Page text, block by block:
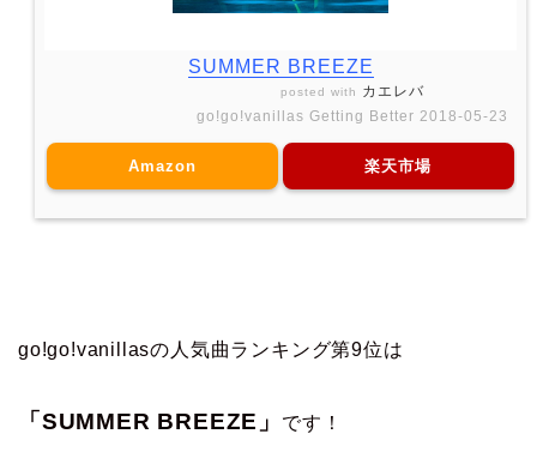
SUMMER BREEZE
posted with カエレバ
go!go!vanillas Getting Better 2018-05-23
Amazon 楽天市場
go!go!vanillasの人気曲ランキング第9位は
「SUMMER BREEZE」 です！